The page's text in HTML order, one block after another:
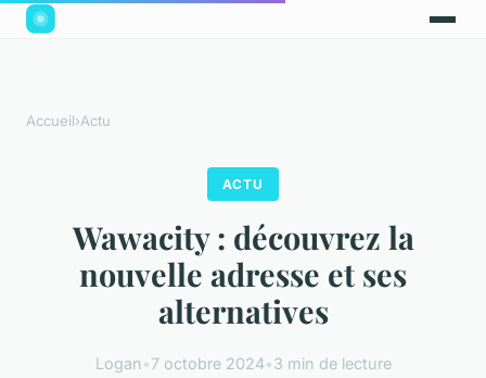
Accueil›Actu
ACTU
Wawacity : découvrez la
nouvelle adresse et ses
alternatives
Logan•7 octobre 2024•3 min de lecture